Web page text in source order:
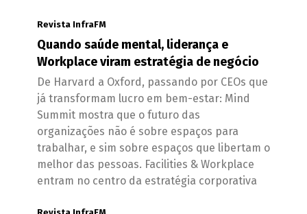
Revista InfraFM
Quando saúde mental, liderança e
Workplace viram estratégia de negócio
De Harvard a Oxford, passando por CEOs que
já transformam lucro em bem-estar: Mind
Summit mostra que o futuro das
organizações não é sobre espaços para
trabalhar, e sim sobre espaços que libertam o
melhor das pessoas. Facilities & Workplace
entram no centro da estratégia corporativa